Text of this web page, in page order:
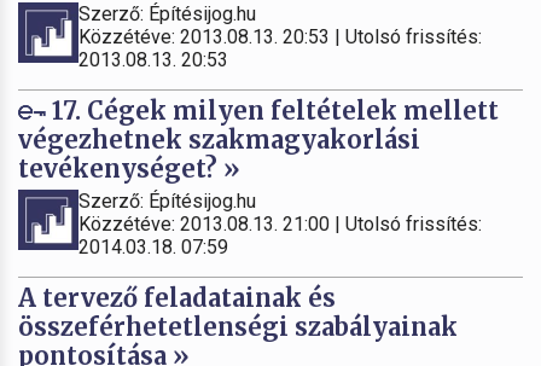
Szerző: Építésijog.hu
Közzétéve: 2013.08.13. 20:53 | Utolsó frissítés:
2013.08.13. 20:53
17. Cégek milyen feltételek mellett
végezhetnek szakmagyakorlási
tevékenységet? »
Szerző: Építésijog.hu
Közzétéve: 2013.08.13. 21:00 | Utolsó frissítés:
2014.03.18. 07:59
A tervező feladatainak és
összeférhetetlenségi szabályainak
pontosítása »